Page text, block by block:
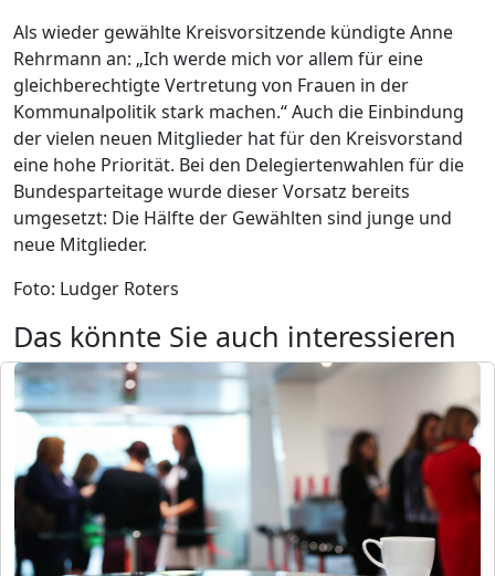
Als wieder gewählte Kreisvorsitzende kündigte Anne
Rehrmann an: „Ich werde mich vor allem für eine
gleichberechtigte Vertretung von Frauen in der
Kommunalpolitik stark machen.“ Auch die Einbindung
der vielen neuen Mitglieder hat für den Kreisvorstand
eine hohe Priorität. Bei den Delegiertenwahlen für die
Bundesparteitage wurde dieser Vorsatz bereits
umgesetzt: Die Hälfte der Gewählten sind junge und
neue Mitglieder.
Foto: Ludger Roters
Das könnte Sie auch interessieren